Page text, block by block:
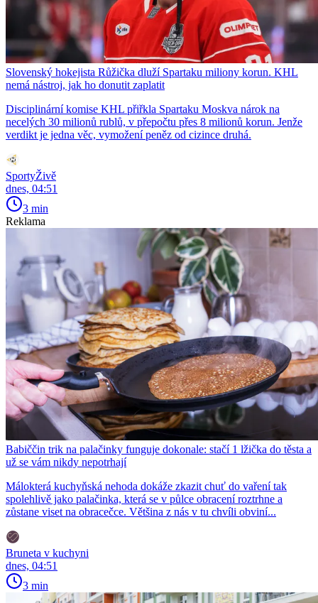
Slovenský hokejista Růžička dluží Spartaku miliony korun. KHL
nemá nástroj, jak ho donutit zaplatit
Disciplinární komise KHL přiřkla Spartaku Moskva nárok na
necelých 30 milionů rublů, v přepočtu přes 8 milionů korun. Jenže
verdikt je jedna věc, vymožení peněz od cizince druhá.
SportyŽivě
dnes, 04:51
3 min
Reklama
Babiččin trik na palačinky funguje dokonale: stačí 1 lžička do těsta a
už se vám nikdy nepotrhají
Málokterá kuchyňská nehoda dokáže zkazit chuť do vaření tak
spolehlivě jako palačinka, která se v půlce obracení roztrhne a
zůstane viset na obracečce. Většina z nás v tu chvíli obviní...
Bruneta v kuchyni
dnes, 04:51
3 min